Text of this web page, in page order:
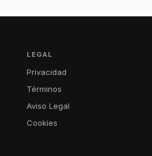
LEGAL
Privacidad
Términos
Aviso Legal
Cookies